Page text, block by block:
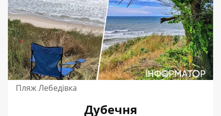
Пляж Лебедівка
Дубечня